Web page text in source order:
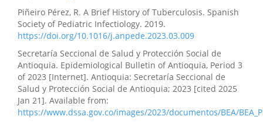
Piñeiro Pérez, R. A Brief History of Tuberculosis. Spanish
Society of Pediatric Infectiology. 2019.
https://doi.org/10.1016/j.anpede.2023.03.009
Secretaría Seccional de Salud y Protección Social de
Antioquia. Epidemiological Bulletin of Antioquia, Period 3
of 2023 [Internet]. Antioquia: Secretaría Seccional de
Salud y Protección Social de Antioquia; 2023 [cited 2025
Jan 21]. Available from:
https://www.dssa.gov.co/images/2023/documentos/BEA/